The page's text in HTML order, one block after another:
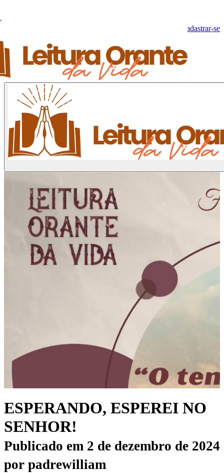
Cadastrar-se
ESPERANDO, ESPEREI NO
SENHOR!
Publicado em 2 de dezembro de 2024
por padrewilliam